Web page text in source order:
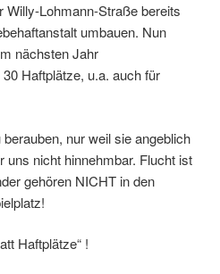
Lohmann-Straße bereits
umbauen. Nun
nächsten Jahr
Haftplätze, u.a. auch für
nur weil sie angeblich
uns nicht hinnehmbar. Flucht ist
gehören NICHT in den
Haftplätze“ !